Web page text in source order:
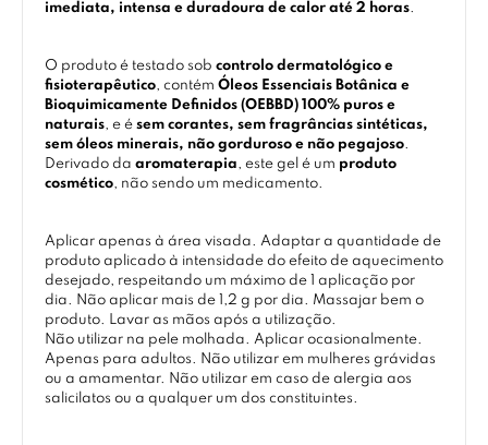
imediata, intensa e duradoura de calor até 2 horas.
O produto é testado sob controlo dermatológico e
fisioterapêutico, contém Óleos Essenciais Botânica e
Bioquimicamente Definidos (OEBBD) 100% puros e
naturais, e é sem corantes, sem fragrâncias sintéticas,
sem óleos minerais, não gorduroso e não pegajoso.
Derivado da aromaterapia, este gel é um produto
cosmético, não sendo um medicamento.
Aplicar apenas à área visada. Adaptar a quantidade de
produto aplicado à intensidade do efeito de aquecimento
desejado, respeitando um máximo de 1 aplicação por
dia. Não aplicar mais de 1,2 g por dia. Massajar bem o
produto. Lavar as mãos após a utilização.
Não utilizar na pele molhada. Aplicar ocasionalmente.
Apenas para adultos. Não utilizar em mulheres grávidas
ou a amamentar. Não utilizar em caso de alergia aos
salicilatos ou a qualquer um dos constituintes.